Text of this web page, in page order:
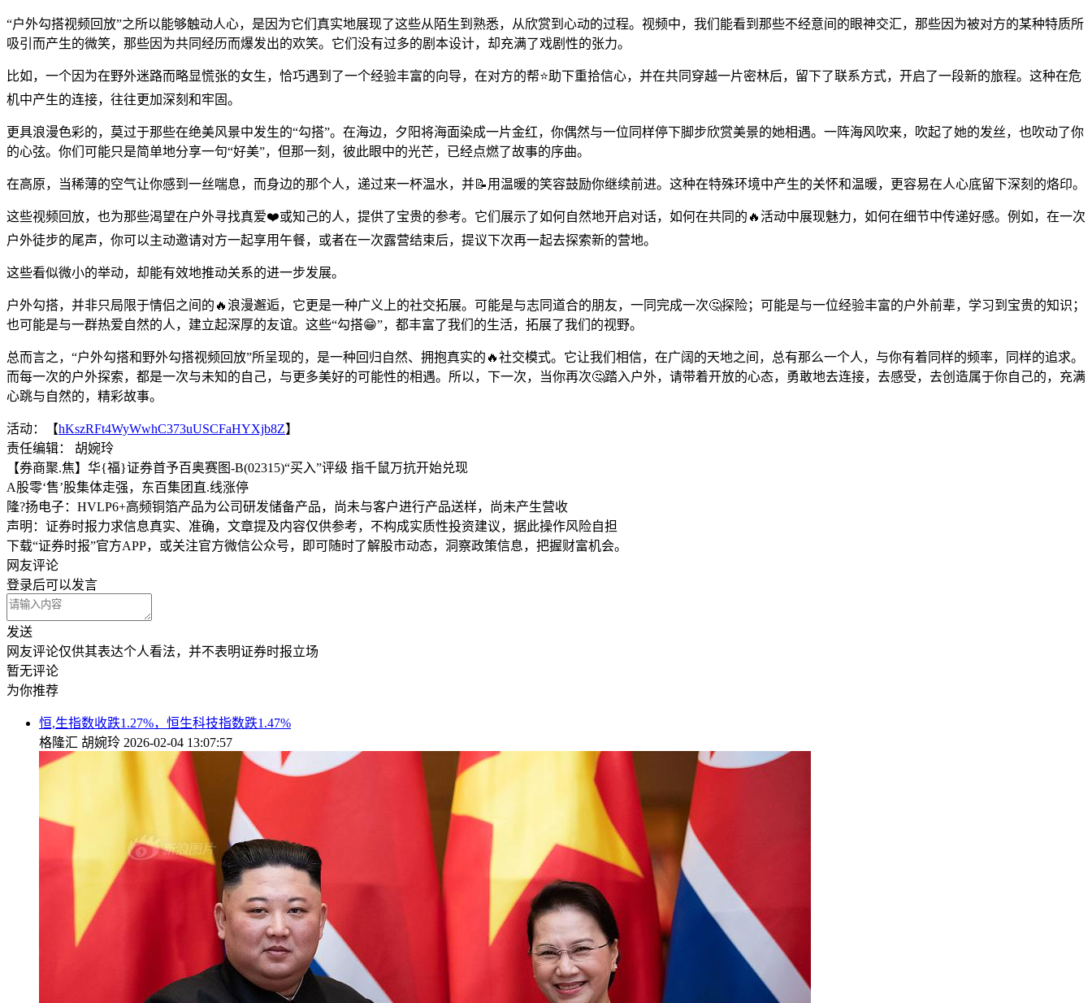
“户外勾搭视频回放”之所以能够触动人心，是因为它们真实地展现了这些从陌生到熟悉，从欣赏到心动的过程。视频中，我们能看到那些不经意间的眼神交汇，那些因为被对方的某种特质所
吸引而产生的微笑，那些因为共同经历而爆发出的欢笑。它们没有过多的剧本设计，却充满了戏剧性的张力。
比如，一个因为在野外迷路而略显慌张的女生，恰巧遇到了一个经验丰富的向导，在对方的帮⭐助下重拾信心，并在共同穿越一片密林后，留下了联系方式，开启了一段新的旅程。这种在危
机中产生的连接，往往更加深刻和牢固。
更具浪漫色彩的，莫过于那些在绝美风景中发生的“勾搭”。在海边，夕阳将海面染成一片金红，你偶然与一位同样停下脚步欣赏美景的她相遇。一阵海风吹来，吹起了她的发丝，也吹动了你
的心弦。你们可能只是简单地分享一句“好美”，但那一刻，彼此眼中的光芒，已经点燃了故事的序曲。
在高原，当稀薄的空气让你感到一丝喘息，而身边的那个人，递过来一杯温水，并📝用温暖的笑容鼓励你继续前进。这种在特殊环境中产生的关怀和温暖，更容易在人心底留下深刻的烙印。
这些视频回放，也为那些渴望在户外寻找真爱❤️或知己的人，提供了宝贵的参考。它们展示了如何自然地开启对话，如何在共同的🔥活动中展现魅力，如何在细节中传递好感。例如，在一次
户外徒步的尾声，你可以主动邀请对方一起享用午餐，或者在一次露营结束后，提议下次再一起去探索新的营地。
这些看似微小的举动，却能有效地推动关系的进一步发展。
户外勾搭，并非只局限于情侣之间的🔥浪漫邂逅，它更是一种广义上的社交拓展。可能是与志同道合的朋友，一同完成一次🤔探险；可能是与一位经验丰富的户外前辈，学习到宝贵的知识；
也可能是与一群热爱自然的人，建立起深厚的友谊。这些“勾搭😁”，都丰富了我们的生活，拓展了我们的视野。
总而言之，“户外勾搭和野外勾搭视频回放”所呈现的，是一种回归自然、拥抱真实的🔥社交模式。它让我们相信，在广阔的天地之间，总有那么一个人，与你有着同样的频率，同样的追求。
而每一次的户外探索，都是一次与未知的自己，与更多美好的可能性的相遇。所以，下一次，当你再次🤔踏入户外，请带着开放的心态，勇敢地去连接，去感受，去创造属于你自己的，充满
心跳与自然的，精彩故事。
活动：【hKszRFt4WyWwhC373uUSCFaHYXjb8Z】
责任编辑： 胡婉玲
【券商聚.焦】华{福}证券首予百奥赛图-B(02315)“买入”评级 指千鼠万抗开始兑现
A股零‘售’股集体走强，东百集团直.线涨停
隆?扬电子：HVLP6+高频铜箔产品为公司研发储备产品，尚未与客户进行产品送样，尚未产生营收
声明：证券时报力求信息真实、准确，文章提及内容仅供参考，不构成实质性投资建议，据此操作风险自担
下载“证券时报”官方APP，或关注官方微信公众号，即可随时了解股市动态，洞察政策信息，把握财富机会。
网友评论
登录后可以发言
发送
网友评论仅供其表达个人看法，并不表明证券时报立场
暂无评论
为你推荐
恒,生指数收跌1.27%，恒生科技指数跌1.47%
格隆汇 胡婉玲 2026-02-04 13:07:57